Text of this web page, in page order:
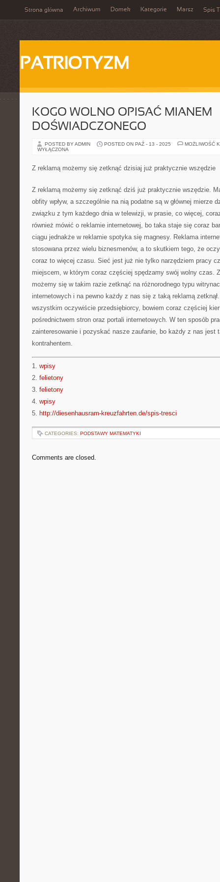
Strona główna Archiwum Domek Kategorie Marsz Spis
PATRIOTYZM
KOGO WOLNO OPISAĆ MIANEM
DOŚWIADCZONEGO
POSTED BY ADMIN POSTED ON PAŹ - 13 - 2025
MOŻLIWOŚĆ
WYŁĄCZONA
Z reklamą możemy się zetknąć dzisiaj już praktycznie wszędzie
Z reklamą możemy się zetknąć dziś już praktycznie wszędzie.
obfity wpływ, a szczególnie na nią podatne są w głównej mierze
związku z tym każdego dnia w telewizji, w prasie, co więcej,
również mówić o reklamie internetowej, bo taka staje się coraz
ciągu jednakże w reklamie spotyka się magnesy. Reklama
stosowana przez wielu biznesmenów, a to skutkiem tego, że
coraz to więcej czasu. Sieć jest już nie tylko narzędziem pracy
miejscem, w którym coraz częściej spędzamy swój wolny czas.
możemy się w takim razie zetknąć na różnorodnego typu
internetowych i na pewno każdy z nas się z taką reklamą
wszystkim oczywiście przedsiębiorcy, bowiem coraz częściej
pośrednictwem stron oraz portali internetowych. W ten sposób
zainteresowanie i pozyskać nasze zaufanie, bo każdy z nas jest
kontrahentem.
1. wpisy
2. felietony
3. felietony
4. wpisy
5. http://diesenhausram-kreuzfahrten.de/spis-tresci
CATEGORIES: PODSTAWY MATEMATYKI
Comments are closed.